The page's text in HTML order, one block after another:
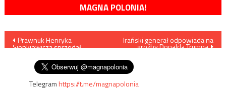
MAGNA POLONIA!
Nawigacja
wpisu
Prawnuk Henryka
Sienkiewicza sprzedał
Irański generał odpowiada na
groźby Donalda Trumpa
Telegramhttps://t.me/magnapolonia